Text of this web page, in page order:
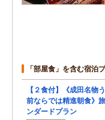
「部屋食」を含む宿泊
【２食付】《成田名物
前ならでは精進朝食》
ンダードプラン